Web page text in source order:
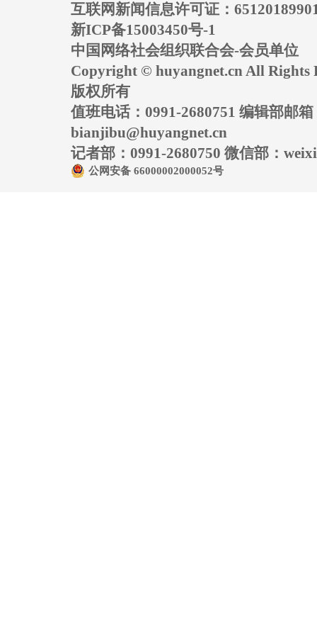
互联网新闻信息许可证：
新ICP备15003450号-1
中国网络社会组织联合会-会员单位
Copyright © huyangnet.cn All Rights
版权所有
值班电话：0991-2680751 编辑部邮箱
bianjibu@huyangnet.cn
记者部：0991-2680750 微信部：
公网安备 66000002000052号